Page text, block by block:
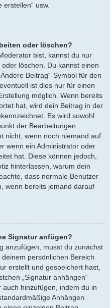
usw.
oder löschen?
bist, kannst du nur
löschen. Du kannst einen
Beitrag“-Symbol für den
ist dies nur für einen
möglich. Wenn bereits
hat, wird dein Beitrag in der
Es wird sowohl
der Bearbeitungen
nicht, wenn noch niemand auf
wenn ein Administrator oder
hat. Diese können jedoch,
hinterlassen, warum dein
dass normale Benutzer
wenn bereits jemand darauf
Signatur anfügen?
anzufügen, musst du zunächst
persönlichen Bereich
erstellt und gespeichert hast,
„Signatur anhängen“
hinzufügen, indem du in
Anhängen